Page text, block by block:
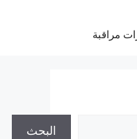
مراقبة
البحث